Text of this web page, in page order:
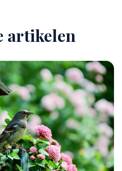
artikelen